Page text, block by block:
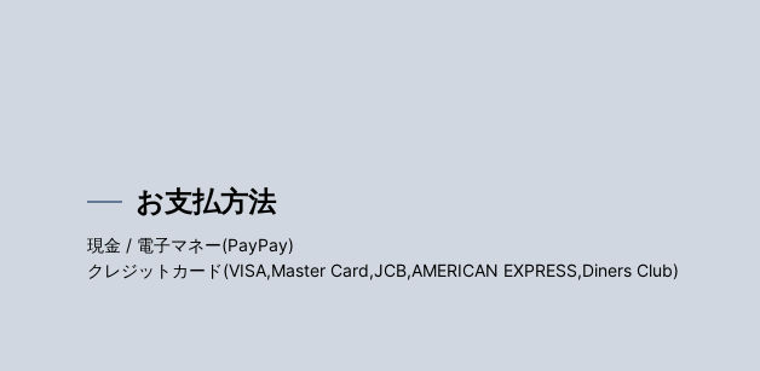
お支払方法
現金 / 電子マネー(PayPay)
クレジットカード(VISA,Master Card,JCB,AMERICAN EXPRESS,Diners Club)